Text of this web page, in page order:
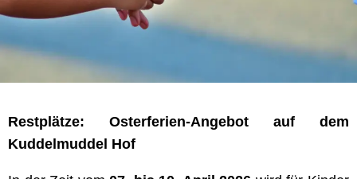
Restplätze: Osterferien-Angebot auf dem
Kuddelmuddel Hof